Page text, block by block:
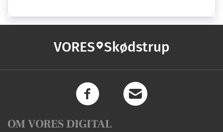
VORES Skødstrup
OM VORES DIGITAL